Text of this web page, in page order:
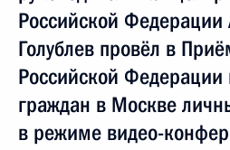
Российской Федерации
Голублев провёл в
Российской Федерации
граждан в Москве
в режиме видео-